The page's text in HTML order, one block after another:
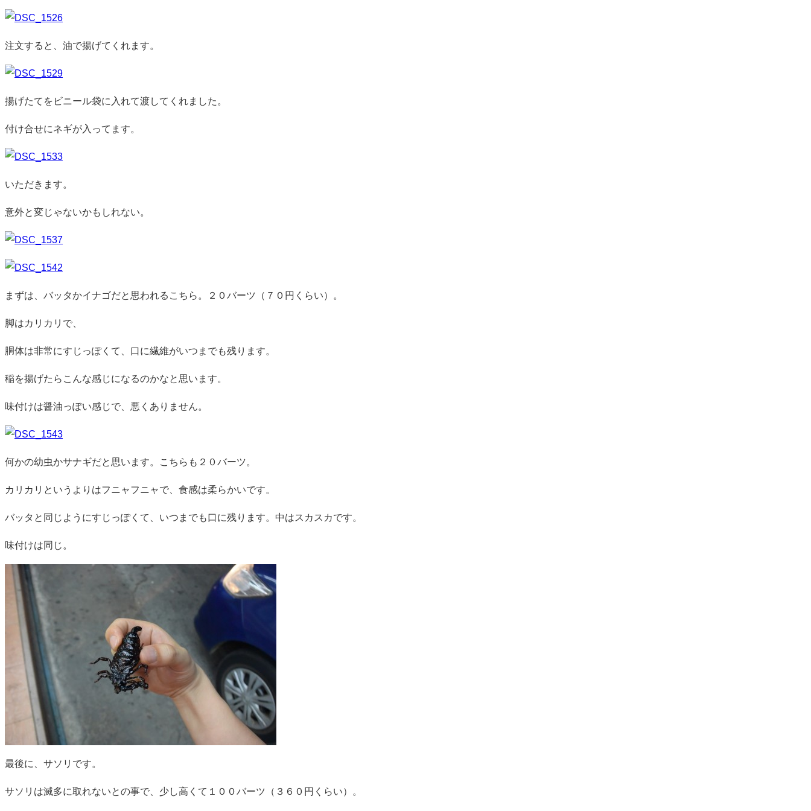
注文すると、油で揚げてくれます。
揚げたてをビニール袋に入れて渡してくれました。
付け合せにネギが入ってます。
いただきます。
意外と変じゃないかもしれない。
まずは、バッタかイナゴだと思われるこちら。２０バーツ（７０円くらい）。
脚はカリカリで、
胴体は非常にすじっぽくて、口に繊維がいつまでも残ります。
稲を揚げたらこんな感じになるのかなと思います。
味付けは醤油っぽい感じで、悪くありません。
何かの幼虫かサナギだと思います。こちらも２０バーツ。
カリカリというよりはフニャフニャで、食感は柔らかいです。
バッタと同じようにすじっぽくて、いつまでも口に残ります。中はスカスカです。
味付けは同じ。
最後に、サソリです。
サソリは滅多に取れないとの事で、少し高くて１００バーツ（３６０円くらい）。